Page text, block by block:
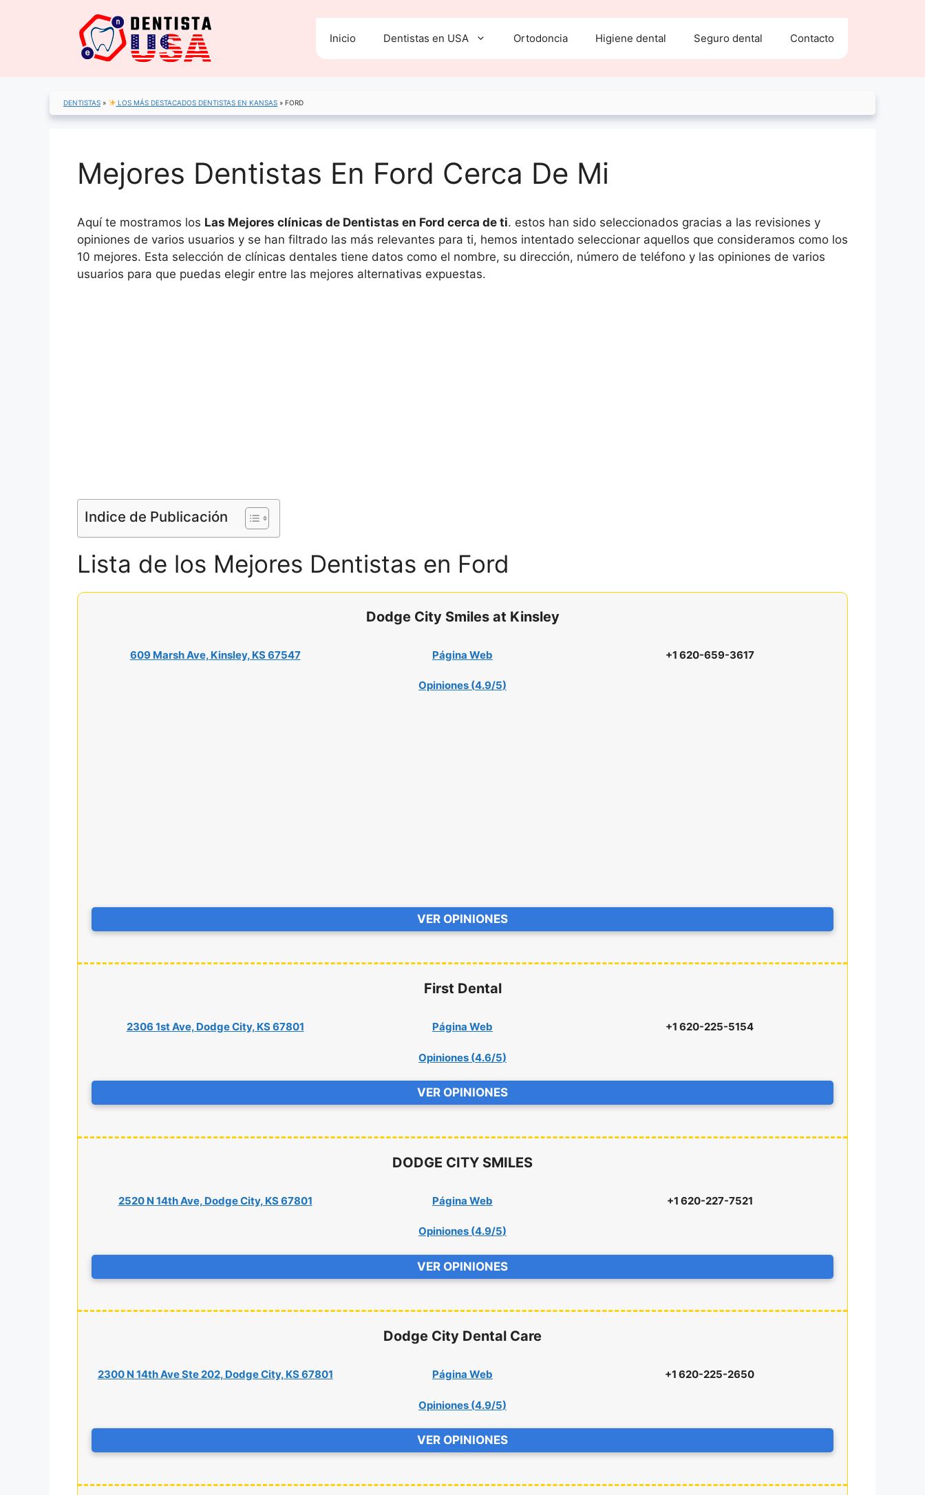
Inicio Dentistas en USA Ortodoncia Higiene dental Seguro dental Contacto
DENTISTAS » LOS MÁS DESTACADOS DENTISTAS EN KANSAS »FORD
Mejores Dentistas En Ford Cerca De Mi
Aquí te mostramos los Las Mejores clínicas de Dentistas en Ford cerca de ti. estos han sido seleccionados gracias a las revisiones y
opiniones de varios usuarios y se han filtrado las más relevantes para ti, hemos intentado seleccionar aquellos que consideramos como los
10 mejores. Esta selección de clínicas dentales tiene datos como el nombre, su dirección, número de teléfono y las opiniones de varios
usuarios para que puedas elegir entre las mejores alternativas expuestas.
Indice de Publicación
Lista de los Mejores Dentistas en Ford
Dodge City Smiles at Kinsley
609 Marsh Ave, Kinsley, KS 67547 Página Web
Opiniones (4.9/5)
+1 620-659-3617
VER OPINIONES
First Dental
2306 1st Ave, Dodge City, KS 67801 Página Web
Opiniones (4.6/5)
+1 620-225-5154
VER OPINIONES
DODGE CITY SMILES
2520 N 14th Ave, Dodge City, KS 67801 Página Web
Opiniones (4.9/5)
+1 620-227-7521
VER OPINIONES
Dodge City Dental Care
2300 N 14th Ave Ste 202, Dodge City, KS 67801 Página Web
Opiniones (4.9/5)
+1 620-225-2650
VER OPINIONES